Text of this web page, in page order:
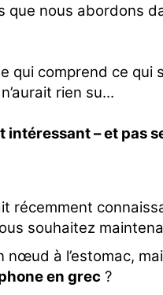
que nous abordons
qui comprend ce
rien su...
intéressant – et pas
récemment
souhaitez
nœud à l’estomac,
en grec ?